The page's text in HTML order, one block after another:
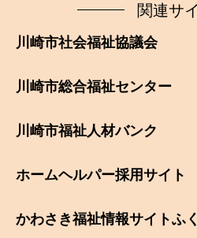
関連サ
川崎市社会福祉協議会
川崎市総合福祉センター
川崎市福祉人材バンク
ホームヘルパー採用サイト
かわさき福祉情報サイトふ